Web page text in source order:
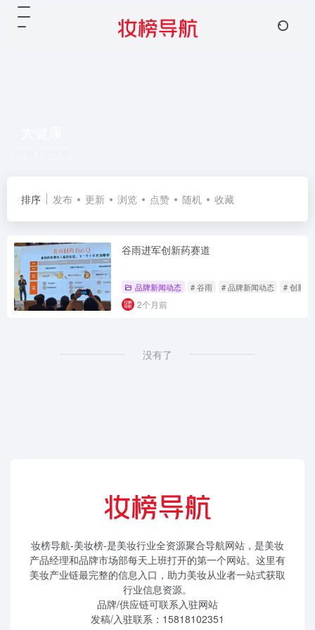
排序 发布 更新 浏览 点赞 随机 收藏
谷雨进军创新药赛道
品牌新闻动态 # 谷雨 # 品牌新闻动态 # 创新药
2个月前
没有了
妆榜导航-美妆榜-是美妆行业全资源聚合导航网站，是美妆
产品经理和品牌市场部每天上班打开的第一个网站。这里有
美妆产业链最完整的信息入口，助力美妆从业者一站式获取
行业信息资源。
品牌/供应链可联系入驻网站
发稿/入驻联系：15818102351